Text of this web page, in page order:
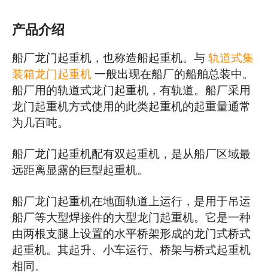
产品介绍
船厂龙门起重机，也称造船起重机。与轨道式集
装箱龙门起重机一般出现在船厂的船舶总装中。
船厂用的轨道式龙门起重机，有轨道。船厂采用
龙门起重机方式使用的此类起重机的起重量通常
为几百吨。
船厂龙门起重机配有双起重机，是从船厂区域最
远距离显露的巨型起重机。
船厂龙门起重机在地面轨道上运行，是用于吊运
船厂等大型焊接件的大型龙门起重机。它是一种
由两根支腿上设置的水平桥架形成的龙门式桥式
起重机。其起升、小车运行、桥架与桥式起重机
相同。